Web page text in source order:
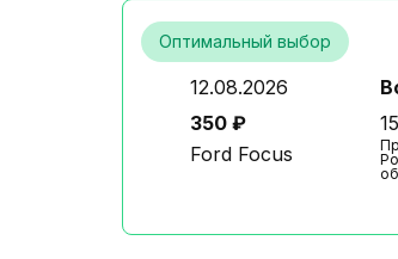
Оптимальный выбор
12.08.2026
350 ₽
Ford Focus